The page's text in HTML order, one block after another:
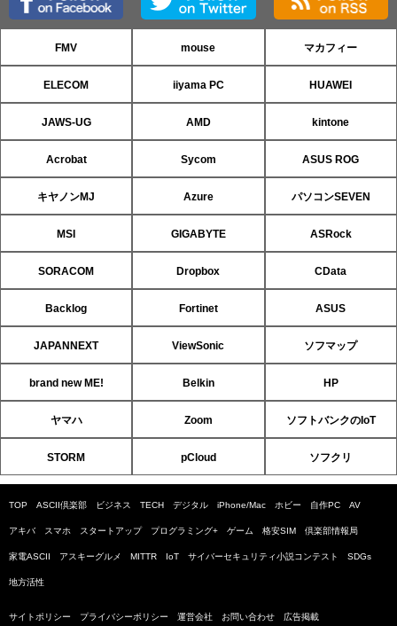
FMV mouse マカフィー
ELECOM iiyama PC HUAWEI
JAWS-UG AMD kintone
Acrobat Sycom ASUS ROG
キヤノンMJ Azure パソコンSEVEN
MSI GIGABYTE ASRock
SORACOM Dropbox CData
Backlog Fortinet ASUS
JAPANNEXT ViewSonic ソフマップ
brand new ME! Belkin HP
ヤマハ Zoom ソフトバンクのIoT
STORM pCloud ソフクリ
TOP ASCII倶楽部 ビジネス TECH デジタル iPhone/Mac ホビー 自作PC AV
アキバ スマホ スタートアップ プログラミング+ ゲーム 格安SIM 倶楽部情報局
家電ASCII アスキーグルメ MITTR IoT サイバーセキュリティ小説コンテスト SDGs
地方活性
サイトポリシー プライバシーポリシー 運営会社 お問い合わせ 広告掲載